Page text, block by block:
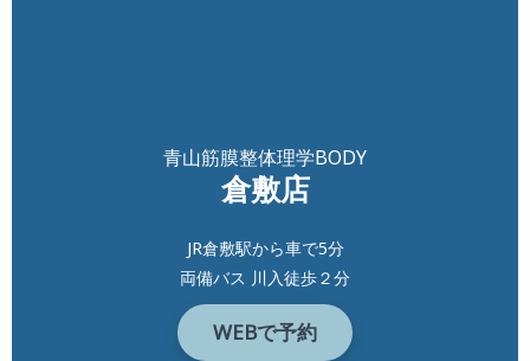
青山筋膜整体理学BODY
倉敷店
JR倉敷駅から車で5分
両備バス 川入徒歩２分
WEBで予約